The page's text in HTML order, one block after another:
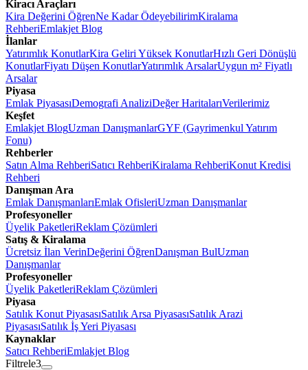
Kiracı Araçları
Kira Değerini ÖğrenNe Kadar ÖdeyebilirimKiralama
RehberiEmlakjet Blog
İlanlar
Yatırımlık KonutlarKira Geliri Yüksek KonutlarHızlı Geri Dönüşlü
KonutlarFiyatı Düşen KonutlarYatırımlık ArsalarUygun m² Fiyatlı
Arsalar
Piyasa
Emlak PiyasasıDemografi AnaliziDeğer HaritalarıVerilerimiz
Keşfet
Emlakjet BlogUzman DanışmanlarGYF (Gayrimenkul Yatırım
Fonu)
Rehberler
Satın Alma RehberiSatıcı RehberiKiralama RehberiKonut Kredisi
Rehberi
Danışman Ara
Emlak DanışmanlarıEmlak OfisleriUzman Danışmanlar
Profesyoneller
Üyelik PaketleriReklam Çözümleri
Satış & Kiralama
Ücretsiz İlan VerinDeğerini ÖğrenDanışman BulUzman
Danışmanlar
Profesyoneller
Üyelik PaketleriReklam Çözümleri
Piyasa
Satılık Konut PiyasasıSatılık Arsa PiyasasıSatılık Arazi
PiyasasıSatılık İş Yeri Piyasası
Kaynaklar
Satıcı RehberiEmlakjet Blog
Filtrele3